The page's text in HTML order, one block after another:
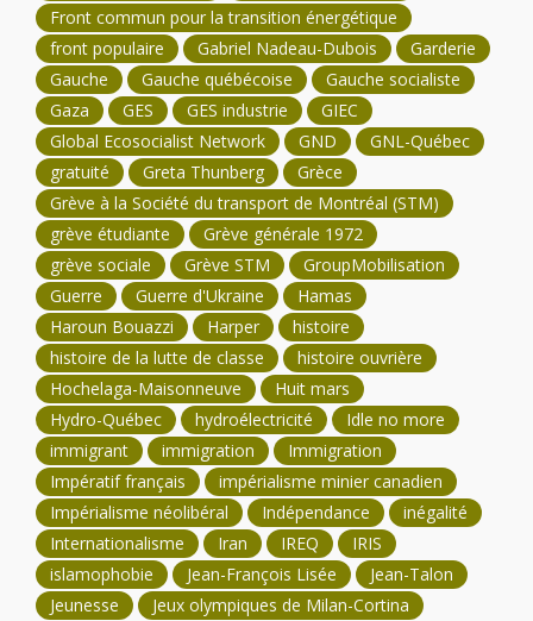
Front commun pour la transition énergétique
front populaire
Gabriel Nadeau-Dubois
Garderie
Gauche
Gauche québécoise
Gauche socialiste
Gaza
GES GES industrie
GIEC
Global Ecosocialist Network
GND
GNL-Québec
gratuité
Greta Thunberg
Grèce
Grève à la Société du transport de Montréal (STM)
grève étudiante
Grève générale 1972
grève sociale
Grève STM
GroupMobilisation
Guerre
Guerre d'Ukraine
Hamas
Haroun Bouazzi
Harper
histoire
histoire de la lutte de classe
histoire ouvrière
Hochelaga-Maisonneuve
Huit mars
Hydro-Québec
hydroélectricité
Idle no more
immigrant
immigration
Immigration
Impératif français
impérialisme minier canadien
Impérialisme néolibéral
Indépendance
inégalité
Internationalisme
Iran IREQ
IRIS
islamophobie
Jean-François Lisée
Jean-Talon
Jeunesse
Jeux olympiques de Milan-Cortina